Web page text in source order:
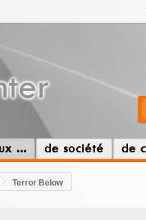
... de société de
Terror Below